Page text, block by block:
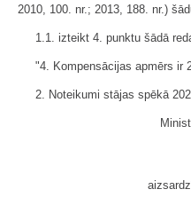
2010, 100. nr.; 2013, 188. nr.)
1.1. izteikt 4. punktu šādā
"4. Kompensācijas apmērs ir
2. Noteikumi stājas spēkā